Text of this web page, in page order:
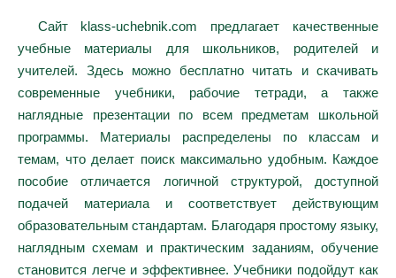
Сайт klass-uchebnik.com предлагает качественные
учебные материалы для школьников, родителей и
учителей. Здесь можно бесплатно читать и скачивать
современные учебники, рабочие тетради, а также
наглядные презентации по всем предметам школьной
программы. Материалы распределены по классам и
темам, что делает поиск максимально удобным. Каждое
пособие отличается логичной структурой, доступной
подачей материала и соответствует действующим
образовательным стандартам. Благодаря простому языку,
наглядным схемам и практическим заданиям, обучение
становится легче и эффективнее. Учебники подойдут как